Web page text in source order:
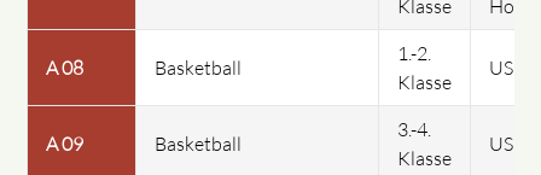
Klasse
A 08 Basketball
1.-2.
Klasse
USC
A 09 Basketball
3.-4.
Klasse
USC